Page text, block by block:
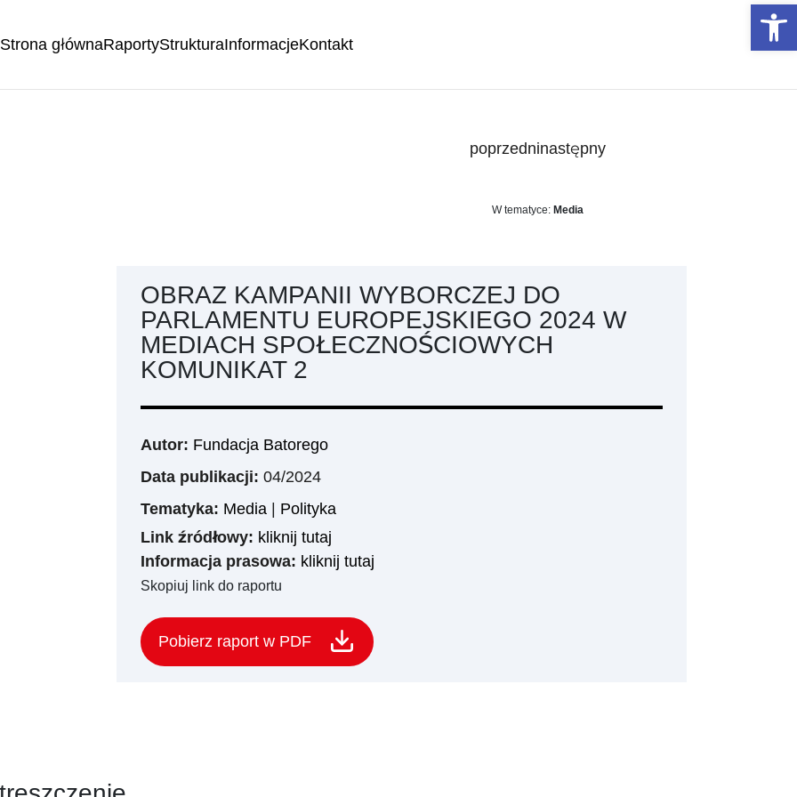
Strona głównaRaportyStrukturaInformacjeKontakt
poprzedninastępny
W tematyce: Media
OBRAZ KAMPANII WYBORCZEJ DO
PARLAMENTU EUROPEJSKIEGO 2024 W
MEDIACH SPOŁECZNOŚCIOWYCH
KOMUNIKAT 2
Autor: Fundacja Batorego
Data publikacji: 04/2024
Tematyka: Media| Polityka
Link źródłowy: kliknij tutaj
Informacja prasowa: kliknij tutaj
Skopiuj link do raportu
Pobierz raport w PDF